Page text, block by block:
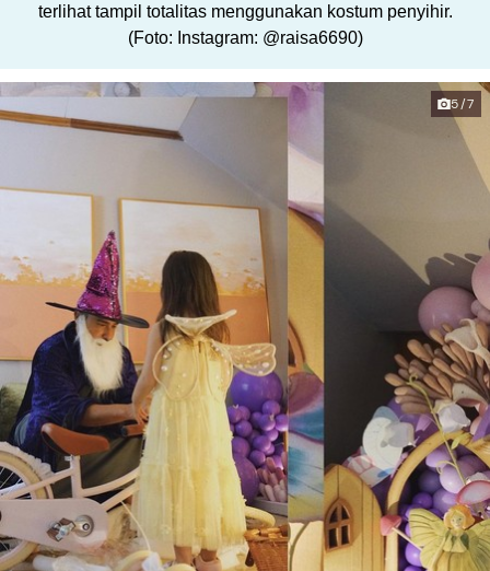
terlihat tampil totalitas menggunakan kostum penyihir.
(Foto: Instagram: @raisa6690)
5/7